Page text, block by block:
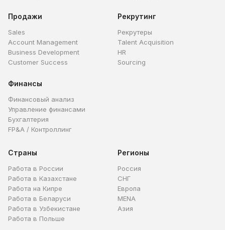
Продажи
Sales
Account Management
Business Development
Customer Success
Рекрутинг
Рекрутеры
Talent Acquisition
HR
Sourcing
Финансы
Финансовый анализ
Управление финансами
Бухгалтерия
FP&A / Контроллинг
Страны
Работа в России
Работа в Казахстане
Работа на Кипре
Работа в Беларуси
Работа в Узбекистане
Работа в Польше
Регионы
Россия
СНГ
Европа
MENA
Азия